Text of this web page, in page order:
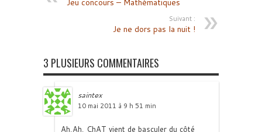
Jeu concours – Mathématiques
Suivant :
Je ne dors pas la nuit !
3 PLUSIEURS COMMENTAIRES
saintex
10 mai 2011 à 9 h 51 min
Ah,Ah, ChAT vient de basculer du côté